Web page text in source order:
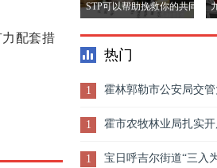
配套措
STP可以帮助挽救你的共同
热门
1 霍林郭勒市公安局交
展夏季交通安全检查
1 霍市农牧林业局扎实开
宣传周”活动
1 宝日呼吉尔街道“三入